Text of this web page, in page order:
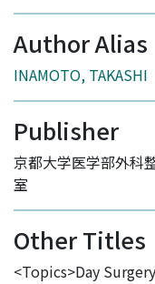
Author Alias
INAMOTO, TAKASHI
Publisher
京都大学医学部外科
室
Other Titles
<Topics>Day Surgery